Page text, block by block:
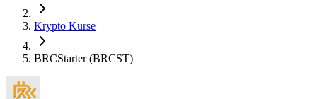
Krypto Kurse
BRCStarter (BRCST)